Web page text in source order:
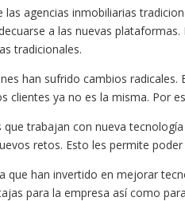
las agencias inmobiliarias
a las nuevas
tradicionales.
han sufrido cambios
clientes ya no es la misma. Por
que trabajan con nueva
retos. Esto les permite
que han invertido en mejorar
para la empresa así como